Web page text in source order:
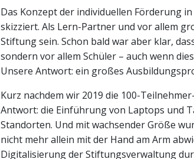
Das Konzept der individuellen Förderung
skizziert. Als Lern-Partner und vor allem
Stiftung sein. Schon bald war aber klar,
sondern vor allem Schüler – auch wenn
Unsere Antwort: ein großes
Kurz nachdem wir 2019 die 100-
Antwort: die Einführung von Laptops und
Standorten. Und mit wachsender Größe
nicht mehr allein mit der Hand am Arm
Digitalisierung der Stiftungsverwaltung